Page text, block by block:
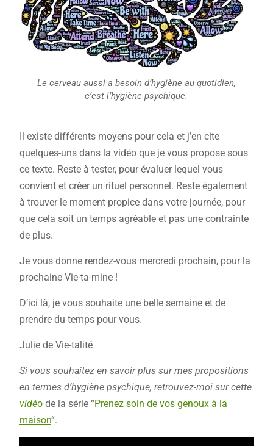
Le cerveau aussi a besoin d’hygiène au quotidien,
c’est l’hygiène psychique.
Il existe différents moyens pour cela et j’en cite
quelques-uns dans la vidéo que je vous propose sous
ce texte. Reste à tester, pour évaluer lequel vous
convient et créer un rituel personnel. Reste également
à trouver le moment propice dans votre journée, pour
que cela soit un temps agréable et pas une contrainte
de plus.
Je vous donne rendez-vous mercredi prochain, pour la
prochaine Vie-ta-mine !
D’ici là, je vous souhaite une belle semaine et de
prendre du temps pour vous.
Julie de Vie-talité
Si vous souhaitez en savoir plus sur mes propositions
en termes d’hygiène psychique, retrouvez-moi sur cette
vidéode la série “Prenez soin de vos genoux à la
maison“.